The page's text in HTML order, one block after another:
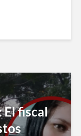
El fiscal